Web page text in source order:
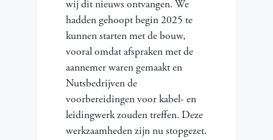
wij dit nieuws ontvangen. We
hadden gehoopt begin 2025 te
kunnen starten met de bouw,
vooral omdat afspraken met de
aannemer waren gemaakt en
Nutsbedrijven de
voorbereidingen voor kabel- en
leidingwerk zouden treffen. Deze
werkzaamheden zijn nu stopgezet.